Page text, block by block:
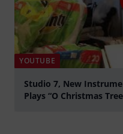
YOUTUBE
Studio 7, New
Plays “O Christmas